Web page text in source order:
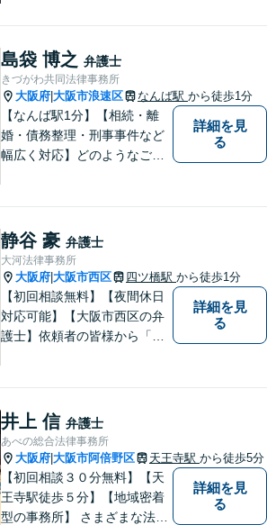
連絡ください！
島袋 博之 弁護士
きづがわ共同法律事務所
大阪府 大阪市浪速区 なんば駅 から徒歩1分
【なんば駅1分】【相続・離
婚・債務整理・刑事事件など
幅広く対応】どのようなご相
けています。一緒に解決への
道筋を考えてまいります。
詳細を見
る
静谷 豪 弁護士
大河法律事務所
大阪府 大阪市西区 四ツ橋駅 から徒歩1分
【初回相談無料】【夜間休日
対応可能】【大阪市西区の弁
護士】依頼者の皆様から「お
詳細を見
る
井上 信 弁護士
あべの総合法律事務所
大阪府 大阪市阿倍野区 天王寺駅 から徒歩5分
【初回相談３０分無料】【天
王寺駅徒歩５分】【地域密着
型の事務所】 さまざまな法律
詳細を見
る